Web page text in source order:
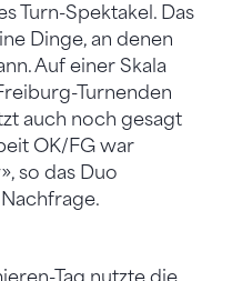
Turn-Spektakel. Das
Dinge, an denen
Auf einer Skala
Turnenden
auch noch gesagt
OK/FG war
so das Duo